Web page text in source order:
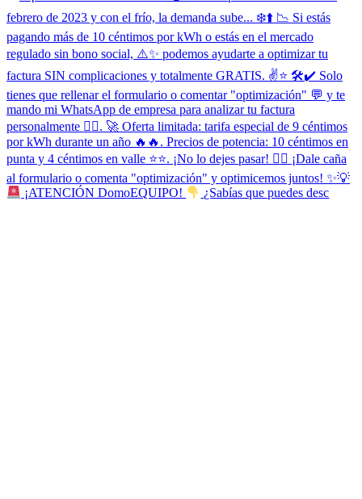
¡ATENCIÓN DomoEQUIPO! ¿Sabías que puedes desc